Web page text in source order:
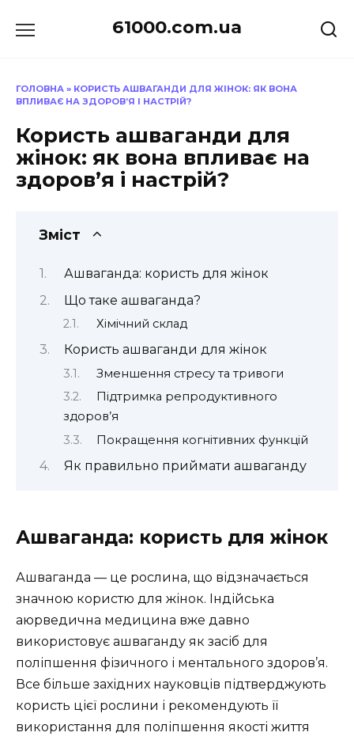
до
61000.com.ua
ГОЛОВНА » КОРИСТЬ АШВАГАНДИ ДЛЯ ЖІНОК: ЯК ВОНА
ВПЛИВАЄ НА ЗДОРОВ’Я І НАСТРІЙ?
Користь ашваганди для
жінок: як вона впливає на
здоров’я і настрій?
Зміст
Ашваганда: користь для жінок
Що таке ашваганда?
Хімічний склад
Користь ашваганди для жінок
Зменшення стресу та тривоги
Підтримка репродуктивного
здоров’я
Покращення когнітивних функцій
Як правильно приймати ашваганду
Ашваганда: користь для жінок
Ашваганда — це рослина, що відзначається
значною користю для жінок. Індійська
аюрведична медицина вже давно
використовує ашваганду як засіб для
поліпшення фізичного і ментального здоров’я.
Все більше західних науковців підтверджують
користь цієї рослини і рекомендують її
використання для поліпшення якості життя